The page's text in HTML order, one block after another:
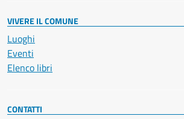
VIVERE IL COMUNE
Luoghi
Eventi
Elenco libri
CONTATTI